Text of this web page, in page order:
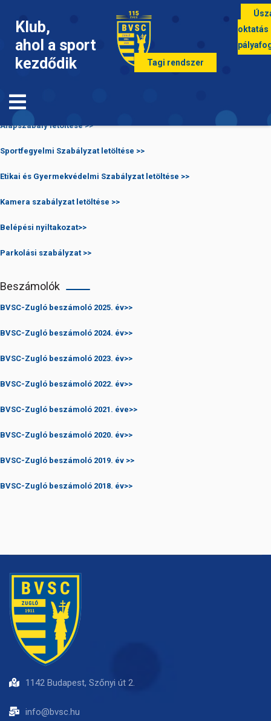
Klub,
ahol a sport
kezdődik
Tagi rendszer
oktatás
Szabályzatok
Alapszabály letöltése >>
Sportfegyelmi Szabályzat letöltése >>
Etikai és Gyermekvédelmi Szabályzat letöltése >>
Kamera szabályzat letöltése >>
Belépési nyiltakozat>>
Parkolási szabályzat >>
Beszámolók
BVSC-Zugló beszámoló 2025. év>>
BVSC-Zugló beszámoló 2024. év>>
BVSC-Zugló beszámoló 2023. év>>
BVSC-Zugló beszámoló 2022. év>>
BVSC-Zugló beszámoló 2021. éve>>
BVSC-Zugló beszámoló 2020. év>>
BVSC-Zugló beszámoló 2019. év >>
BVSC-Zugló beszámoló 2018. év>>
1142 Budapest, Szőnyi út 2.
info@bvsc.hu